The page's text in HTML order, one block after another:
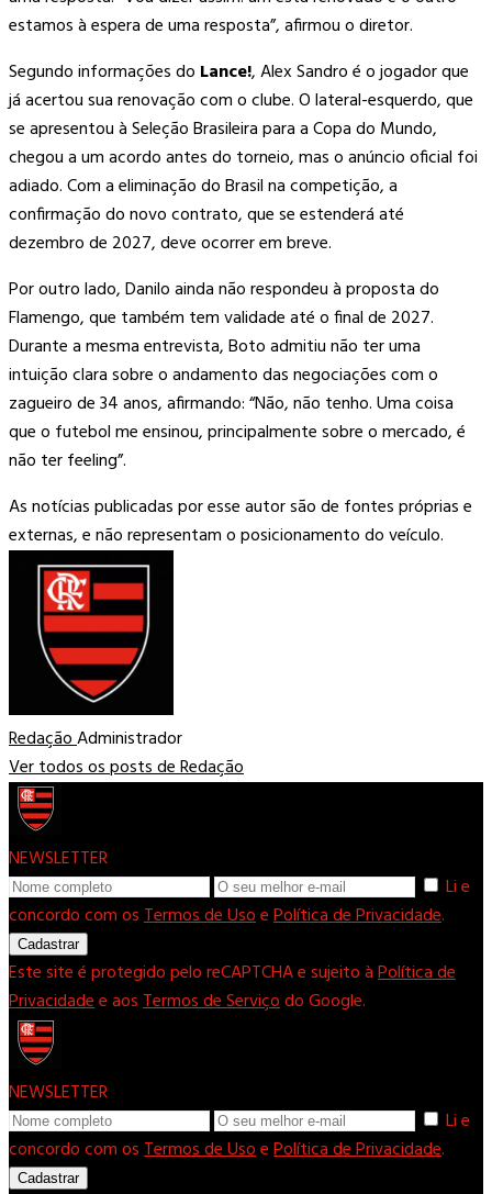
estamos à espera de uma resposta”, afirmou o diretor.
Segundo informações do Lance!, Alex Sandro é o jogador que
já acertou sua renovação com o clube. O lateral-esquerdo, que
se apresentou à Seleção Brasileira para a Copa do Mundo,
chegou a um acordo antes do torneio, mas o anúncio oficial foi
adiado. Com a eliminação do Brasil na competição, a
confirmação do novo contrato, que se estenderá até
dezembro de 2027, deve ocorrer em breve.
Por outro lado, Danilo ainda não respondeu à proposta do
Flamengo, que também tem validade até o final de 2027.
Durante a mesma entrevista, Boto admitiu não ter uma
intuição clara sobre o andamento das negociações com o
zagueiro de 34 anos, afirmando: “Não, não tenho. Uma coisa
que o futebol me ensinou, principalmente sobre o mercado, é
não ter feeling”.
As notícias publicadas por esse autor são de fontes próprias e
externas, e não representam o posicionamento do veículo.
RedaçãoAdministrador
Ver todos os posts de Redação
NEWSLETTER
Li e
concordo com osTermos de UsoePolítica de Privacidade.
Cadastrar
Este site é protegido pelo reCAPTCHA e sujeito àPolítica de
Privacidadee aosTermos de Serviçodo Google.
NEWSLETTER
Li e
concordo com osTermos de UsoePolítica de Privacidade.
Cadastrar